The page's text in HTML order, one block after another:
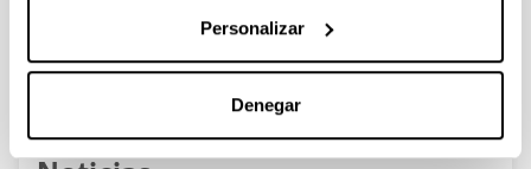
Personalizar
Denegar
PáginaPágina